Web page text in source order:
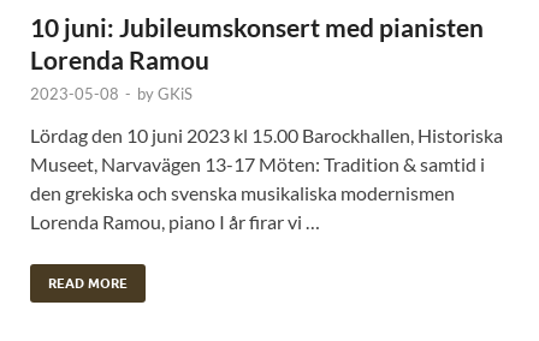
10 juni: Jubileumskonsert med pianisten
Lorenda Ramou
2023-05-08 - byGKiS
Lördag den 10 juni 2023 kl 15.00 Barockhallen, Historiska
Museet, Narvavägen 13-17 Möten: Tradition & samtid i
den grekiska och svenska musikaliska modernismen
Lorenda Ramou, piano I år firar vi …
READ MORE